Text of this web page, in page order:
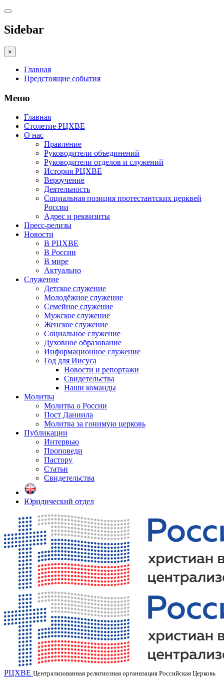
Sidebar
×
Главная
Предстоящие события
Меню
Главная
Столетие РЦХВЕ
О нас
Правление
Руководители объединений
Руководители отделов и служений
История РЦХВЕ
Вероучение
Деятельность
Социальная позиция протестантских церквей
России
Адрес и реквизиты
Пресс-релизы
Новости
В РЦХВЕ
В России
В мире
Актуально
Служение
Детское служение
Молодёжное служение
Семейное служение
Мужское служение
Женское служение
Социальное служение
Духовное образование
Информационное служение
Год для Иисуса
Новости и репортажи
Свидетельства
Наши команды
Молитва
Молитва о России
Пост Даниила
Молитва за гонимую церковь
Публикации
Интервью
Проповеди
Пастору
Статьи
Свидетельства
Юридический отдел
РЦХВЕ Централизованная религиозная организация Российская Церковь